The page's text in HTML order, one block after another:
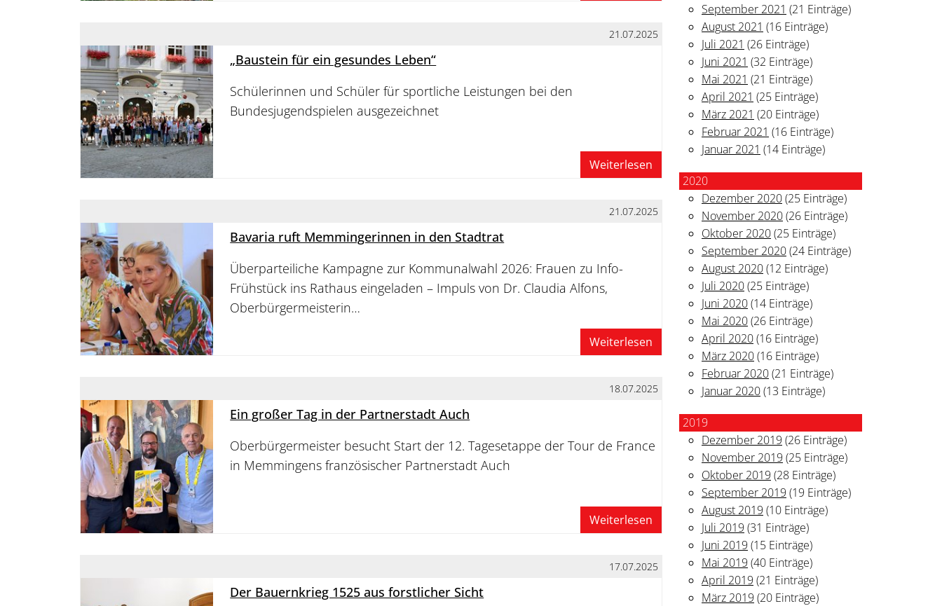
21.07.2025
„Baustein für ein gesundes Leben“
Schülerinnen und Schüler für sportliche Leistungen bei den
Bundesjugendspielen ausgezeichnet
Weiterlesen
21.07.2025
Bavaria ruft Memmingerinnen in den Stadtrat
Überparteiliche Kampagne zur Kommunalwahl 2026: Frauen zu Info-
Frühstück ins Rathaus eingeladen – Impuls von Dr. Claudia Alfons,
Oberbürgermeisterin…
Weiterlesen
18.07.2025
Ein großer Tag in der Partnerstadt Auch
Oberbürgermeister besucht Start der 12. Tagesetappe der Tour de France
in Memmingens französischer Partnerstadt Auch
Weiterlesen
17.07.2025
Der Bauernkrieg 1525 aus forstlicher Sicht
September 2021 (21 Einträge)
August 2021 (16 Einträge)
Juli 2021 (26 Einträge)
Juni 2021 (32 Einträge)
Mai 2021 (21 Einträge)
April 2021 (25 Einträge)
März 2021 (20 Einträge)
Februar 2021 (16 Einträge)
Januar 2021 (14 Einträge)
2020
Dezember 2020(25 Einträge)
November 2020(26 Einträge)
Oktober 2020(25 Einträge)
September 2020(24 Einträge)
August 2020(12 Einträge)
Juli 2020(25 Einträge)
Juni 2020(14 Einträge)
Mai 2020(26 Einträge)
April 2020(16 Einträge)
März 2020(16 Einträge)
Februar 2020(21 Einträge)
Januar 2020(13 Einträge)
2019
Dezember 2019 (26 Einträge)
November 2019 (25 Einträge)
Oktober 2019 (28 Einträge)
September 2019 (19 Einträge)
August 2019 (10 Einträge)
Juli 2019 (31 Einträge)
Juni 2019 (15 Einträge)
Mai 2019 (40 Einträge)
April 2019 (21 Einträge)
März 2019 (20 Einträge)